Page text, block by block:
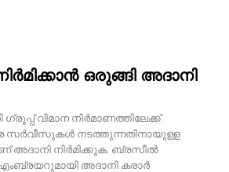
ഒരുങ്ങി അദാനി
വിമാന നിർമാണത്തിലേക്ക്.
സർവീസുകൾ നടത്തുന്നതിനായുള്ള
അദാനി നിർമിക്കുക. ബ്രസീൽ
അദാനി കരാർ